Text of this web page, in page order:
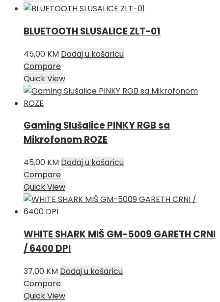
BLUETOOTH SLUSALICE ZLT-01
45,00 KM Dodaj u košaricu
Compare
Quick View
Gaming Slušalice PINKY RGB sa
Mikrofonom ROZE
45,00 KM Dodaj u košaricu
Compare
Quick View
WHITE SHARK MIŠ GM-5009 GARETH CRNI
/ 6400 DPI
37,00 KM Dodaj u košaricu
Compare
Quick View